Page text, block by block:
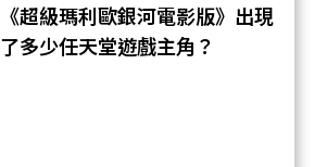
《超級瑪利歐銀河電影版》出現
了多少任天堂遊戲主角？